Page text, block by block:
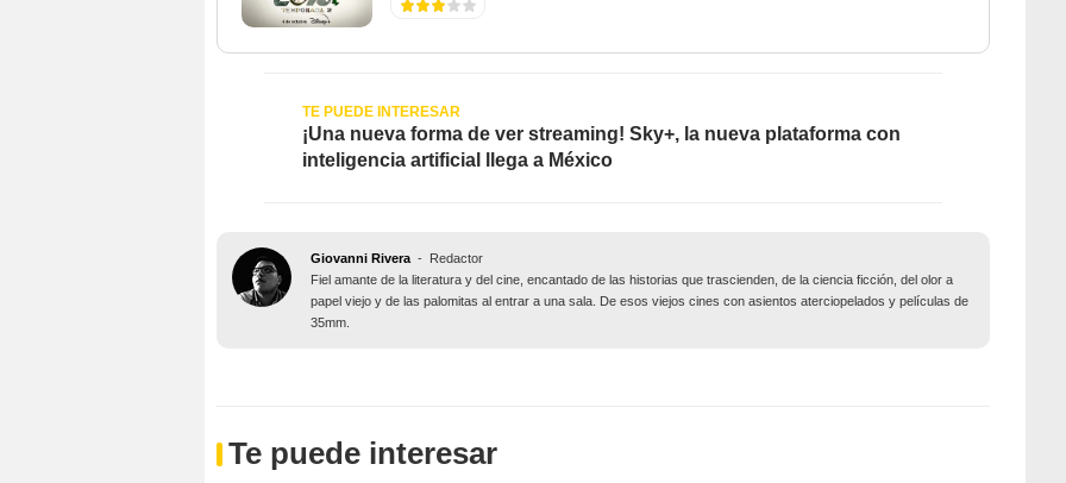
¡Una nueva forma de ver streaming! Sky+, la nueva plataforma con
inteligencia artificial llega a México
Giovanni Rivera -
Redactor
Fiel amante de la literatura y del cine, encantado de las historias que trascienden, de la ciencia ficción, del olor a
papel viejo y de las palomitas al entrar a una sala. De esos viejos cines con asientos aterciopelados y películas de
35mm.
Te puede interesar